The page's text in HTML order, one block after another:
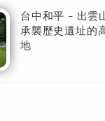
台中和平 - 出雲
承襲歷史遺址的
地